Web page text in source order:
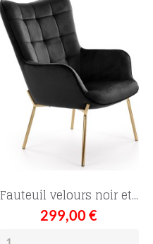
Fauteuil velours noir et...
299,00 €